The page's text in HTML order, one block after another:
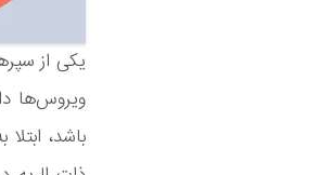
یکی از
ویروس‌ها
باشد،